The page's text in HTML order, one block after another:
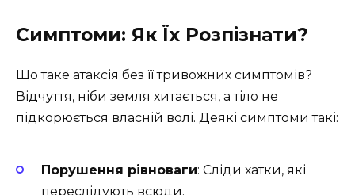
Симптоми: Як Їх Розпізнати?
Що таке атаксія без її тривожних симптомів?
Відчуття, ніби земля хитається, а тіло не
підкорюється власній волі. Деякі симптоми такі:
Порушення рівноваги: Сліди хатки, які
переслідують всюди.